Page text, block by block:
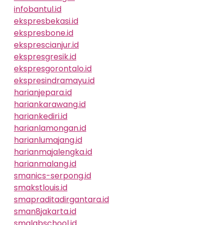
infobantul.id
ekspresbekasi.id
ekspresbone.id
eksprescianjur.id
ekspresgresik.id
ekspresgorontalo.id
ekspresindramayu.id
harianjepara.id
hariankarawang.id
hariankediri.id
harianlamongan.id
harianlumajang.id
harianmajalengka.id
harianmalang.id
smanics-serpong.id
smakstlouis.id
smapraditadirgantara.id
sman8jakarta.id